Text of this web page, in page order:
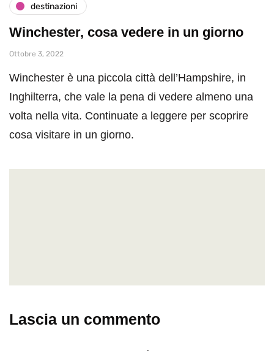
destinazioni
Winchester, cosa vedere in un giorno
Ottobre 3, 2022
Winchester è una piccola città dell’Hampshire, in
Inghilterra, che vale la pena di vedere almeno una
volta nella vita. Continuate a leggere per scoprire
cosa visitare in un giorno.
Lascia un commento